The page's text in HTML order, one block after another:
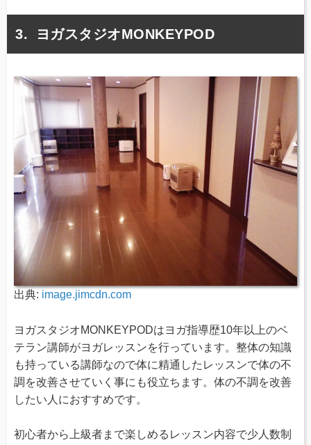
ヨガスタジオMONKEYPOD
出典: image.jimcdn.com
ヨガスタジオMONKEYPODはヨガ指導歴10年以上のベ
テラン講師がヨガレッスンを行っています。整体の知識
も持っている講師なので体に精通したレッスンで体の不
調を改善させていく事にも役立ちます。体の不調を改善
したい人におすすめです。
初心者から上級者まで楽しめるレッスン内容で少人数制